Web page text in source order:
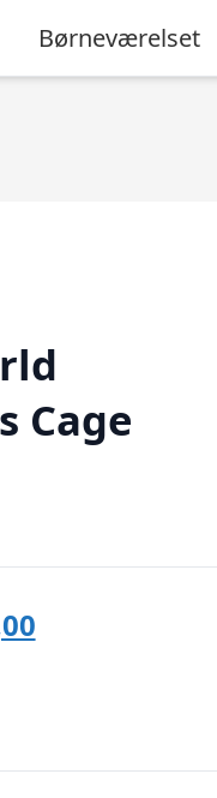
Børneværelset
Cage
Den
kr. 299,00.